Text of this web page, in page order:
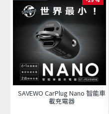
SAVEWO CarPlug Nano 智能車
載充電器